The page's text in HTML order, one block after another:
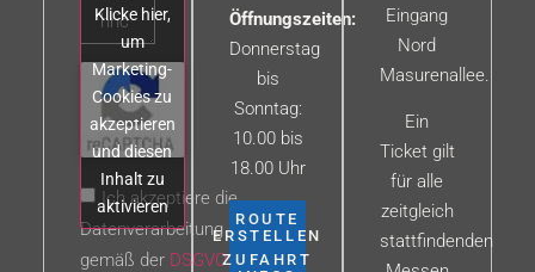
Klicke hier,
um
Marketing-
Cookies zu
akzeptieren
und diesen
Inhalt zu
aktivieren
Ich akzeptiere die
Datenverarbeitung
gemäß derDSGVO
Öffnungszeiten:
Donnerstag
bis
Sonntag:
10.00 bis
18.00 Uhr
ROUTE
ERSTELLEN
ZUFAHRT
Eingang
Nord
Masurenallee.
Ein
Ticket gilt
für alle
zeitgleich
stattfindenden